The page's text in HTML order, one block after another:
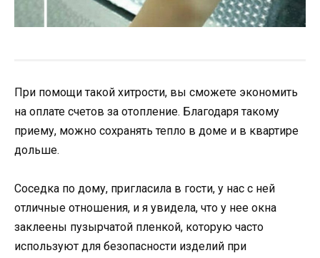
При помощи такой хитрости, вы сможете экономить
на оплате счетов за отопление. Благодаря такому
приему, можно сохранять тепло в доме и в квартире
дольше.
Соседка по дому, пригласила в гости, у нас с ней
отличные отношения, и я увидела, что у нее окна
заклеены пузырчатой пленкой, которую часто
используют для безопасности изделий при